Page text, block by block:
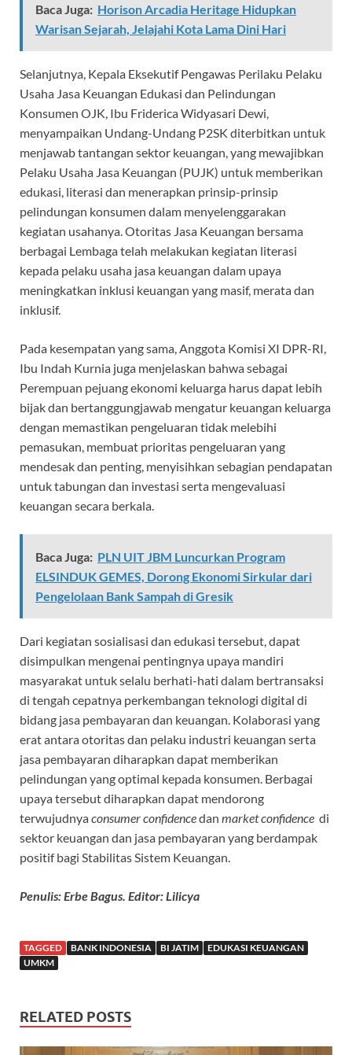
Baca Juga: Horison Arcadia Heritage Hidupkan
Warisan Sejarah, Jelajahi Kota Lama Dini Hari
Selanjutnya, Kepala Eksekutif Pengawas Perilaku Pelaku
Usaha Jasa Keuangan Edukasi dan Pelindungan
Konsumen OJK, Ibu Friderica Widyasari Dewi,
menyampaikan Undang-Undang P2SK diterbitkan untuk
menjawab tantangan sektor keuangan, yang mewajibkan
Pelaku Usaha Jasa Keuangan (PUJK) untuk memberikan
edukasi, literasi dan menerapkan prinsip-prinsip
pelindungan konsumen dalam menyelenggarakan
kegiatan usahanya. Otoritas Jasa Keuangan bersama
berbagai Lembaga telah melakukan kegiatan literasi
kepada pelaku usaha jasa keuangan dalam upaya
meningkatkan inklusi keuangan yang masif, merata dan
inklusif.
Pada kesempatan yang sama, Anggota Komisi XI DPR-RI,
Ibu Indah Kurnia juga menjelaskan bahwa sebagai
Perempuan pejuang ekonomi keluarga harus dapat lebih
bijak dan bertanggungjawab mengatur keuangan keluarga
dengan memastikan pengeluaran tidak melebihi
pemasukan, membuat prioritas pengeluaran yang
mendesak dan penting, menyisihkan sebagian pendapatan
untuk tabungan dan investasi serta mengevaluasi
keuangan secara berkala.
Baca Juga: PLN UIT JBM Luncurkan Program
ELSINDUK GEMES, Dorong Ekonomi Sirkular dari
Pengelolaan Bank Sampah di Gresik
Dari kegiatan sosialisasi dan edukasi tersebut, dapat
disimpulkan mengenai pentingnya upaya mandiri
masyarakat untuk selalu berhati-hati dalam bertransaksi
di tengah cepatnya perkembangan teknologi digital di
bidang jasa pembayaran dan keuangan. Kolaborasi yang
erat antara otoritas dan pelaku industri keuangan serta
jasa pembayaran diharapkan dapat memberikan
pelindungan yang optimal kepada konsumen. Berbagai
upaya tersebut diharapkan dapat mendorong
terwujudnyaconsumer confidencedan market confidence di
sektor keuangan dan jasa pembayaran yang berdampak
positif bagi Stabilitas Sistem Keuangan.
Penulis: Erbe Bagus. Editor: Lilicya
TAGGED BANK INDONESIA BI JATIM
EDUKASI KEUANGAN
UMKM
RELATED POSTS